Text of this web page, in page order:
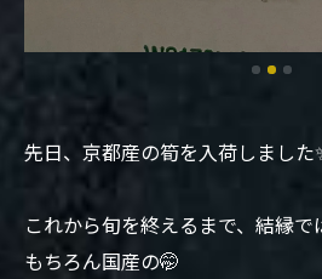
先日、京都産の筍を入荷しました
これから旬を終えるまで、結縁で
もちろん国産の🤭